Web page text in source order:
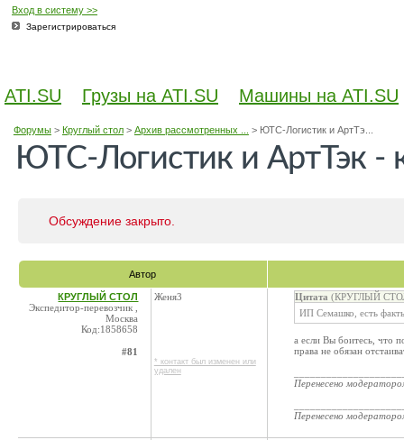
Вход в систему >>
Зарегистрироваться
ATI.SU Грузы на ATI.SU Машины на ATI.SU
Форумы> Круглый стол> Архив рассмотренных ... > ЮТС-Логистик и АртТэ...
ЮТС-Логистик и АртТэк -
Обсуждение закрыто.
Автор
КРУГЛЫЙ СТОЛ
Экспедитор-перевозчик ,
Москва
Код:1858658
#81
Женя3
* контакт был изменен или
удален
Цитата (КРУГЛЫЙ
ИП Семашко, есть
а если Вы боитесь, что
права не обязан
Перенесено
Перенесено